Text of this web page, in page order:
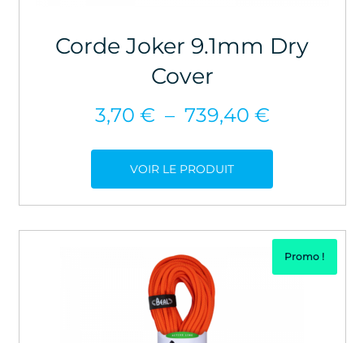
Corde Joker 9.1mm Dry
Cover
3,70 € – 739,40 €Plage
3,70 €
739,40 €
VOIR LE PRODUIT
Promo !